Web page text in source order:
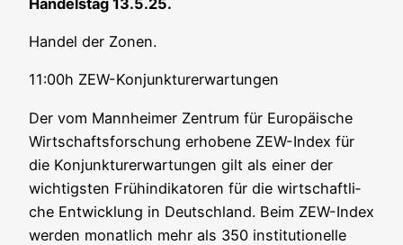
Han­del der Zonen.
11:00h ZEW-Kon­junk­tur­er­war­tun­gen
Der vom Mann­hei­mer Zen­trum für Euro­päi­sche
Wirt­schafts­for­schung erho­be­ne ZEW-Index für
die Kon­junk­tur­er­war­tun­gen gilt als einer der
wich­tigs­ten Früh­in­di­ka­to­ren für die wirt­schaft­li­
che Ent­wick­lung in Deutsch­land. Beim ZEW-Index
wer­den monat­lich mehr als 350 insti­tu­tio­nel­le